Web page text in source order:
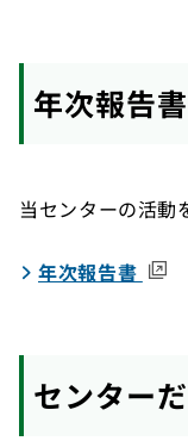
年次報告書
当センターの活動
年次報告書 （外
センター